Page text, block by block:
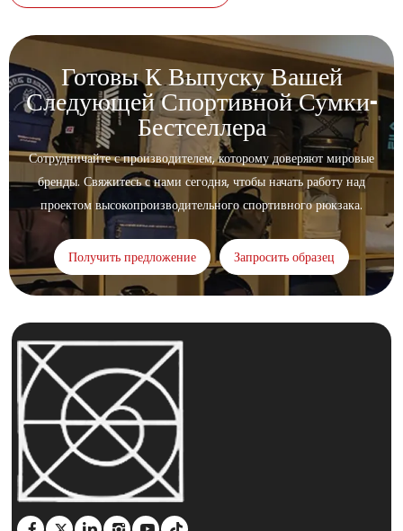
Готовы К Выпуску Вашей
Следующей Спортивной Сумки-
Бестселлера
Сотрудничайте с производителем, которому доверяют мировые
бренды. Свяжитесь с нами сегодня, чтобы начать работу над
проектом высокопроизводительного спортивного рюкзака.
Получить предложение Запросить образец